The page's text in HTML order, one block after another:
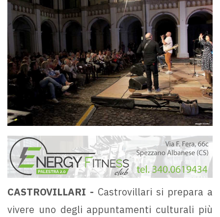
CASTROVILLARI - Castrovillari si prepara a
vivere uno degli appuntamenti culturali più